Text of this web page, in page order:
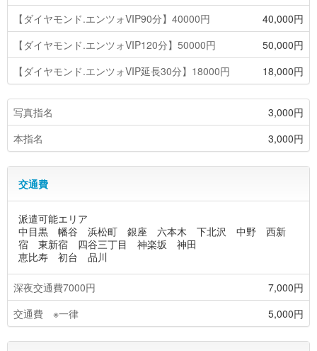
【ダイヤモンド.エンツォVIP90分】40000円
40,000円
【ダイヤモンド.エンツォVIP120分】50000円
50,000円
【ダイヤモンド.エンツォVIP延長30分】18000円
18,000円
写真指名
3,000円
本指名
3,000円
交通費
派遣可能エリア
中目黒 幡谷 浜松町 銀座 六本木 下北沢 中野 西新
宿 東新宿 四谷三丁目 神楽坂 神田
恵比寿 初台 品川
深夜交通費7000円
7,000円
交通費 ※一律
5,000円